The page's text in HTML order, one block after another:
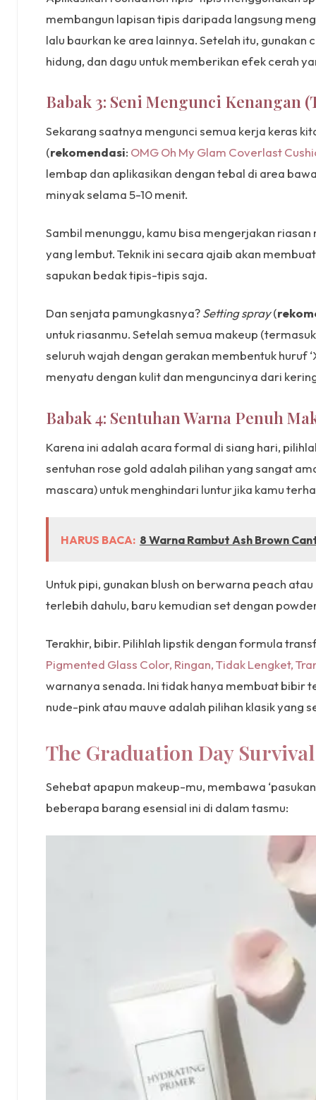
membangun lapisan tipis daripada langsung
lalu baurkan ke area lainnya. Setelah itu,
hidung, dan dagu untuk memberikan efek cerah
Babak 3: Seni Mengunci Kenangan
Sekarang saatnya mengunci semua kerja keras
(rekomendasi: OMG Oh My Glam Coverlast
lembap dan aplikasikan dengan tebal di area
minyak selama 5-10 menit.
Sambil menunggu, kamu bisa mengerjakan
yang lembut. Teknik ini secara ajaib akan
sapukan bedak tipis-tipis saja.
Dan senjata pamungkasnya?Setting spray(
untuk riasanmu. Setelah semua makeup
seluruh wajah dengan gerakan membentuk huruf
menyatu dengan kulit dan menguncinya dari
Babak 4: Sentuhan Warna Penuh
Karena ini adalah acara formal di siang hari,
sentuhan rose gold adalah pilihan yang sangat
mascara) untuk menghindari luntur jika kamu
HARUS BACA: 8 Warna Rambut Ash Brown
Untuk pipi, gunakan blush on berwarna peach
terlebih dahulu, baru kemudian set dengan
Terakhir, bibir. Pilihlah lipstik dengan formula
Pigmented Glass Color, Ringan, Tidak Lengket,
warnanya senada. Ini tidak hanya membuat bibir
nude-pink atau mauve adalah pilihan klasik yang
The Graduation Day
Sehebat apapun makeup-mu, membawa
beberapa barang esensial ini di dalam tasmu: